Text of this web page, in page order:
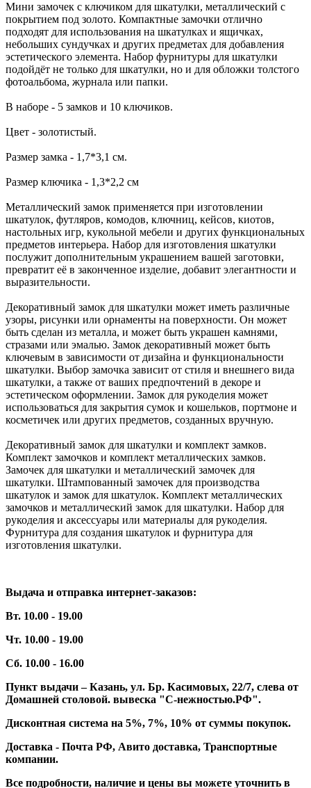
Мини замочек с ключиком для шкатулки, металлический с
покрытием под золото. Компактные замочки отлично
подходят для использования на шкатулках и ящичках,
небольших сундучках и других предметах для добавления
эстетического элемента. Набор фурнитуры для шкатулки
подойдёт не только для шкатулки, но и для обложки толстого
фотоальбома, журнала или папки.
В наборе - 5 замков и 10 ключиков.
Цвет - золотистый.
Размер замка - 1,7*3,1 см.
Размер ключика - 1,3*2,2 см
Металлический замок применяется при изготовлении
шкатулок, футляров, комодов, ключниц, кейсов, киотов,
настольных игр, кукольной мебели и других функциональных
предметов интерьера. Набор для изготовления шкатулки
послужит дополнительным украшением вашей заготовки,
превратит её в законченное изделие, добавит элегантности и
выразительности.
Декоративный замок для шкатулки может иметь различные
узоры, рисунки или орнаменты на поверхности. Он может
быть сделан из металла, и может быть украшен камнями,
стразами или эмалью. Замок декоративный может быть
ключевым в зависимости от дизайна и функциональности
шкатулки. Выбор замочка зависит от стиля и внешнего вида
шкатулки, а также от ваших предпочтений в декоре и
эстетическом оформлении. Замок для рукоделия может
использоваться для закрытия сумок и кошельков, портмоне и
косметичек или других предметов, созданных вручную.
Декоративный замок для шкатулки и комплект замков.
Комплект замочков и комплект металлических замков.
Замочек для шкатулки и металлический замочек для
шкатулки. Штампованный замочек для производства
шкатулок и замок для шкатулок. Комплект металлических
замочков и металлический замок для шкатулки. Набор для
рукоделия и аксессуары или материалы для рукоделия.
Фурнитура для создания шкатулок и фурнитура для
изготовления шкатулки.
Выдача и отправка интернет-заказов:
Вт. 10.00 - 19.00
Чт. 10.00 - 19.00
Сб. 10.00 - 16.00
Пункт выдачи – Казань, ул. Бр. Касимовых, 22/7, слева от
Домашней столовой. вывеска "С-нежностью.РФ".
Дисконтная система на 5%, 7%, 10% от суммы покупок.
Доставка - Почта РФ, Авито доставка, Транспортные
компании.
Все подробности, наличие и цены вы можете уточнить в